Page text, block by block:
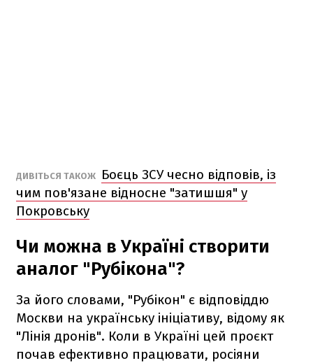
ДИВІТЬСЯ ТАКОЖ
Боєць ЗСУ чесно відповів, із
чим пов'язане відносне "затишшя" у
Покровську
Чи можна в Україні створити
аналог "Рубікона"?
За його словами, "Рубікон" є відповіддю
Москви на українську ініціативу, відому як
"Лінія дронів". Коли в Україні цей проєкт
почав ефективно працювати, росіяни